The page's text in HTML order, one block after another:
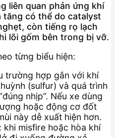
liên quan phản ứng khí
có thể do catalyst
còn tiếng rọ lạch
lõi gốm bên trong bị vỡ.
từng biểu hiện:
trường hợp gắn với khí
(sulfur) và quá trình
nhịp”. Nếu xe dùng
hoặc động cơ đốt
này dễ xuất hiện hơn.
: khi misfire hoặc hòa khí